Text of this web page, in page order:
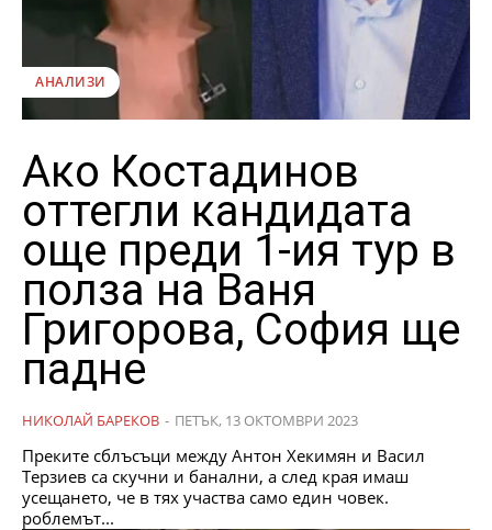
АНАЛИЗИ
Ако Костадинов
оттегли кандидата
още преди 1-ия тур в
полза на Ваня
Григорова, София ще
падне
НИКОЛАЙ БАРЕКОВ - ПЕТЪК, 13 ОКТОМВРИ 2023
Преките сблъсъци между Антон Хекимян и Васил
Терзиев са скучни и банални, а след края имаш
усещането, че в тях участва само един човек.
роблемът...